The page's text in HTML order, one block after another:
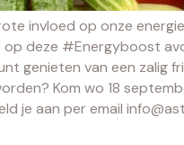
invloed op onze
deze #Energyboost
genieten van een zalig
Kom wo 18
je aan per email